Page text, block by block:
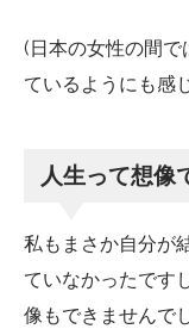
(日本の女性の間
ているようにも感
人生って想像
私もまさか自分が
ていなかったです
像もできませんで